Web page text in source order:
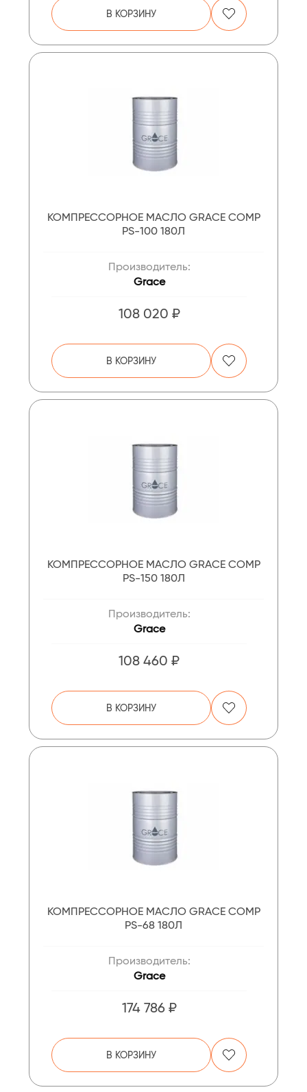
В КОРЗИНУ
КОМПРЕССОРНОЕ МАСЛО GRACE COMP
PS-100 180Л
Производитель:
Grace
108 020 ₽
В КОРЗИНУ
КОМПРЕССОРНОЕ МАСЛО GRACE COMP
PS-150 180Л
Производитель:
Grace
108 460 ₽
В КОРЗИНУ
КОМПРЕССОРНОЕ МАСЛО GRACE COMP
PS-68 180Л
Производитель:
Grace
174 786 ₽
В КОРЗИНУ